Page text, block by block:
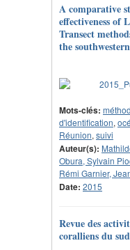
A comparative
effectiveness of
Transect
the
Mots-clés:
d'identification,
Réunion, suivi
Auteur(s):
Obura, Sylvain
Rémi Garnier,
Date: 2015
Revue des
coralliens du